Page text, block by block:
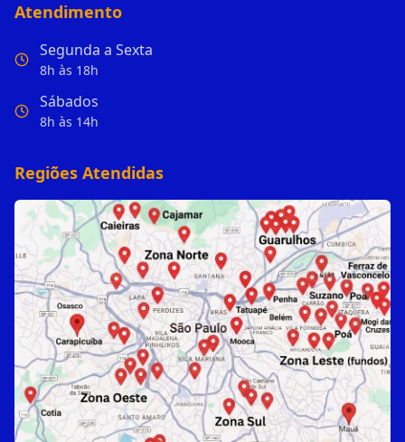
Atendimento
Segunda a Sexta
8h às 18h
Sábados
8h às 14h
Regiões Atendidas